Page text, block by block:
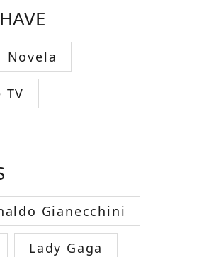
Novela
TV
Gianecchini
Lady Gaga